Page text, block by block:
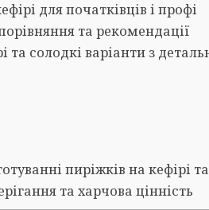
для початківців і профі
та рекомендації
та солодкі варіанти з
пиріжків на кефірі
та харчова цінність